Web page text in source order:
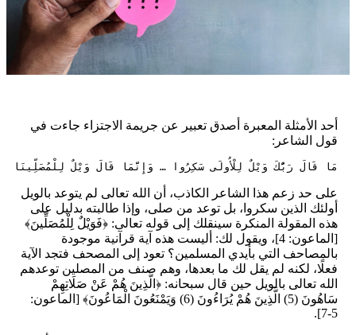
أحد الأمثلة المعبرة أصدق تعبير عن جريمة الاجتزاء جاءت في
قول الشاعر:
مَا قَالَ رَبُّكَ ‌وَيْلٌ ‌لِلْأُولَى ‌سَكِرُوا … وَإِنَّمَا قَالَ وَيْلٌ لِلْمُصَلِّينَا
على حد زعم هذا الشاعر الكاذب، أن الله تعالى لم يتوعد بالويل
أولئك الذين سكروا، بل توعد من صلى، وإذا طالبته بدليل على
هذه المقولة المنكرة سينقلك إلى قوله تعالى: ﴿فَوَيْلٌ لِلْمُصَلِّينَ﴾
[الماعون: 4]، ويقول لك: أليست هذه آية قرآنية موجودة
بالمصاحف التي بأيدي المسلمين؟ تعود إلى المصحف فتجد الآية
فعلًا، لكنه لم يقل لك ما بعدها، وهم صنف من المصلين توعدهم
الله تعالى بالويل حين قال سبحانه: ﴿الَّذِينَ هُمْ عَنْ صَلَاتِهِمْ
سَاهُونَ (5) الَّذِينَ هُمْ يُرَاءُونَ (6) وَيَمْنَعُونَ الْمَاعُونَ﴾ [الماعون:
5-7].